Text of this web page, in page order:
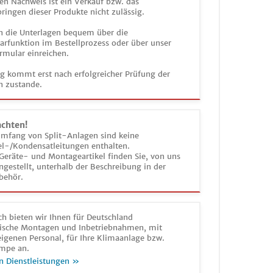
dieser Produkte nicht zulässig.
die Unterlagen bequem über die
im Bestellprozess oder über unser
einreichen.
kommt erst nach erfolgreicher Prüfung der
zustande.
von Split-Anlagen sind keine
Kondensatleitungen enthalten.
und Montageartikel finden Sie, von uns
unterhalb der Beschreibung in der
bieten wir Ihnen für Deutschland
Montagen und Inbetriebnahmen, mit
Personal, für Ihre Klimaanlage bzw.
an.
Dienstleistungen »